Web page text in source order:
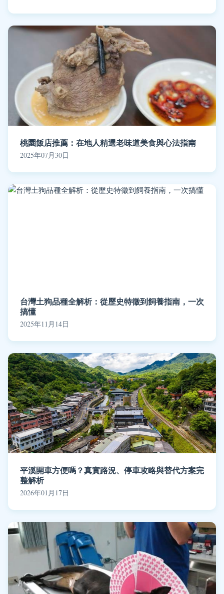
桃園飯店推薦：在地人精選老味道美食與心法指南
2025年07月30日
台灣土狗品種全解析：從歷史特徵到飼養指南，一次
搞懂
2025年11月14日
平溪開車方便嗎？真實路況、停車攻略與替代方案完
整解析
2026年01月17日